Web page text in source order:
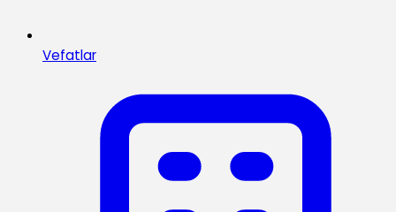
Vefatlar